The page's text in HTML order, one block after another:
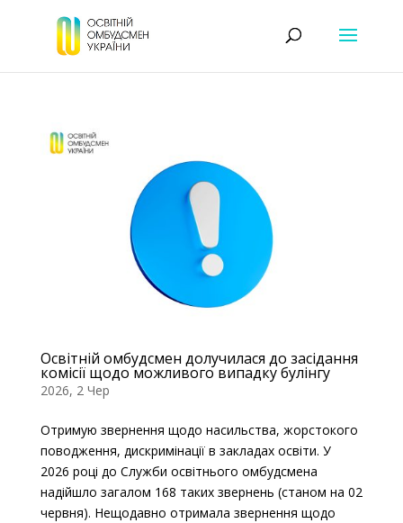
Освітній омбудсмен долучилася до засідання
комісії щодо можливого випадку булінгу
2026, 2 Чер
Отримую звернення щодо насильства, жорстокого
поводження, дискримінації в закладах освіти. У
2026 році до Служби освітнього омбудсмена
надійшло загалом 168 таких звернень (станом на 02
червня). Нещодавно отримала звернення щодо